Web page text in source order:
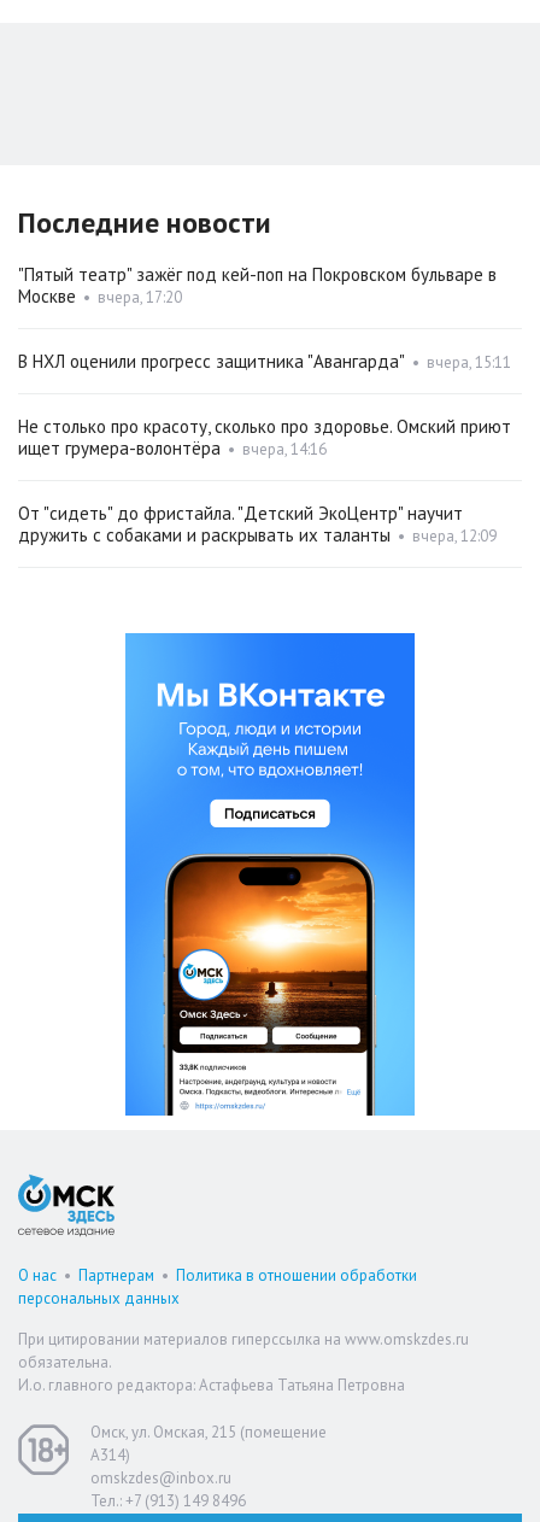
Последние новости
"Пятый театр" зажёг под кей-поп на Покровском бульваре в
Москве • вчера, 17:20
В НХЛ оценили прогресс защитника "Авангарда" • вчера, 15:11
Не столько про красоту, сколько про здоровье. Омский приют
ищет грумера-волонтёра • вчера, 14:16
От "сидеть" до фристайла. "Детский ЭкоЦентр" научит
дружить с собаками и раскрывать их таланты • вчера, 12:09
О нас • Партнерам • Политика в отношении обработки
персональных данных
При цитировании материалов гиперссылка на www.omskzdes.ru
обязательна.
И.о. главного редактора: Астафьева Татьяна Петровна
Омск, ул. Омская, 215 (помещение
А314)
omskzdes@inbox.ru
Тел.: +7 (913) 149 8496